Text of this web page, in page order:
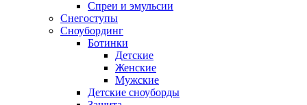
Спреи и эмульсии
Снегоступы
Сноубординг
Ботинки
Детские
Женские
Мужские
Детские сноуборды